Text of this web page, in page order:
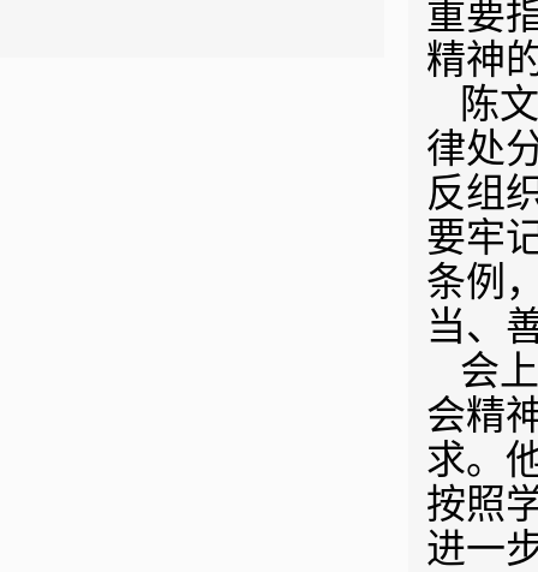
重要
精神
陈
律处
反组
要牢
条例
当、
会
会精
求。
按照
进一